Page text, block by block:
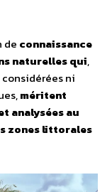
de connaissance
naturelles qui,
ni
méritent
analysées au
zones littorales